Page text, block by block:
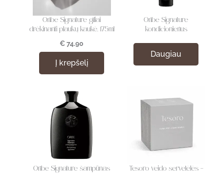
Oribe Signature giliai
drėkinanti plaukų kaukė, 175ml
€74.90
Į krepšelį
Oribe Signature
kondicionierius
Daugiau
Oribe Signature šampūnas
Tesoro veido servetėlės –